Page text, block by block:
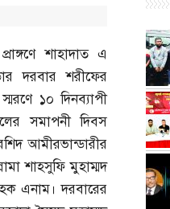
শাহাদাত এ
দরবার শরীফের
১০ দিনব্যাপী
সমাপনী দিবস
আমীরভান্ডারীর
শাহসুফি মুহাম্মদ
এনাম। দরবারের